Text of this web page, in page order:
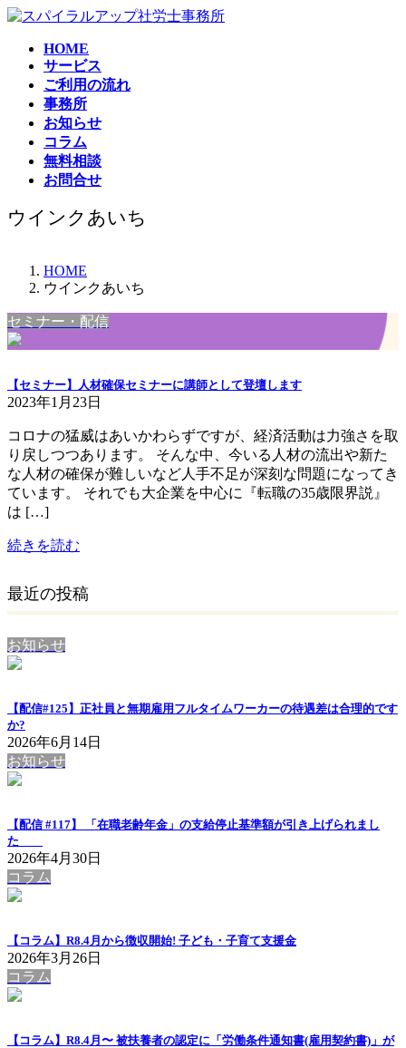
コ
ナ
HOME
サービス
ご利用の流れ
事務所
お知らせ
コラム
無料相談
お問合せ
ウインクあいち
HOME
ウインクあいち
セミナー・配信
【セミナー】人材確保セミナーに講師として登壇します
2023年1月23日
コロナの猛威はあいかわらずですが、経済活動は力強さを取
り戻しつつあります。 そんな中、今いる人材の流出や新た
な人材の確保が難しいなど人手不足が深刻な問題になってき
ています。 それでも大企業を中心に『転職の35歳限界説』
は […]
続きを読む
最近の投稿
お知らせ
【配信#125】正社員と無期雇用フルタイムワーカーの待遇差は合理的です
か?
2026年6月14日
お知らせ
【配信 #117】 「在職老齢年金」の支給停止基準額が引き上げられまし
た
2026年4月30日
コラム
【コラム】R8.4月から徴収開始! 子ども・子育て支援金
2026年3月26日
コラム
【コラム】R8.4月〜 被扶養者の認定に「労働条件通知書(雇用契約書)」が